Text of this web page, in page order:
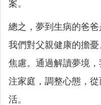
案。
總之，夢到生病的爸
我們對父親健康的擔
焦慮。通過解讀夢境
注家庭，調整心態，
活。